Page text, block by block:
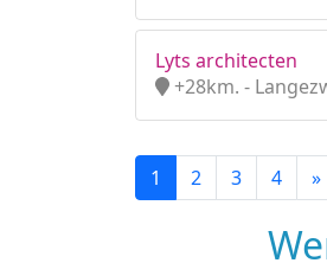
Lyts architecten
+28km. -
1 2 3 4 »